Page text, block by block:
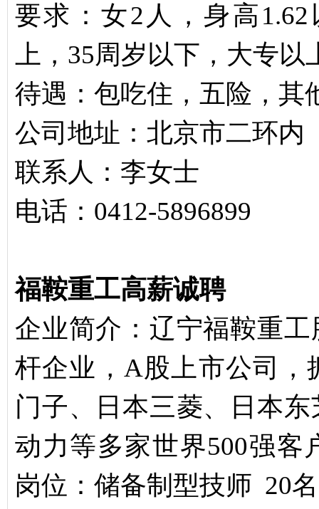
要求：女2人，身高
上，35周岁以下，大专
待遇：包吃住，五险，其
公司地址：北京市二环内
联系人：李女士
电话：0412-5896899
福鞍重工高薪诚聘
企业简介：辽宁福鞍重
杆企业，A股上市公司，
门子、日本三菱、日本
动力等多家世界500强客
岗位：储备制型技师 20名